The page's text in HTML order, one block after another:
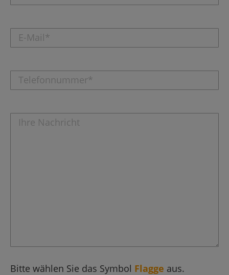
Bitte wählen Sie das Symbol Flagge aus.